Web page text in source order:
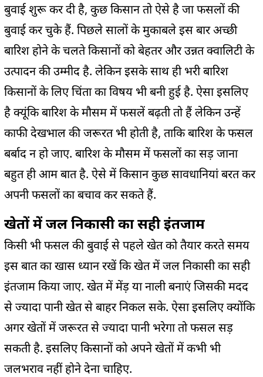
बुवाई शुरू कर दी है, कुछ किसान तो ऐसे है जा फसलों की
बुवाई कर चुके हैं. पिछले सालों के मुकाबले इस बार अच्छी
बारिश होने के चलते किसानों को बेहतर और उन्नत क्वालिटी के
उत्पादन की उम्मीद है. लेकिन इसके साथ ही भरी बारिश
किसानों के लिए चिंता का विषय भी बनी हुई है. ऐसा इसलिए
है क्यूंकि बारिश के मौसम में फसलें बढ़ती तो हैं लेकिन उन्हें
काफी देखभाल की जरूरत भी होती है, ताकि बारिश के फसल
बर्बाद न हो जाए. बारिश के मौसम में फसलों का सड़ जाना
बहुत ही आम बात है. ऐसे में किसान कुछ सावधानियां बरत कर
अपनी फसलों का बचाव कर सकते हैं.
खेतों में जल निकासी का सही इंतजाम
किसी भी फसल की बुवाई से पहले खेत को तैयार करते समय
इस बात का खास ध्यान रखें कि खेत में जल निकासी का सही
इंतजाम किया जाए. खेत में मेंड़ या नाली बनाएं जिसकी मदद
से ज्यादा पानी खेत से बाहर निकल सके. ऐसा इसलिए क्योंकि
अगर खेतों में जरूरत से ज्यादा पानी भरेगा तो फसल सड़
सकती है. इसलिए किसानों को अपने खेतों में कभी भी
जलभराव नहीं होने देना चाहिए.